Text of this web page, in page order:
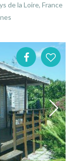
de la Loire, France